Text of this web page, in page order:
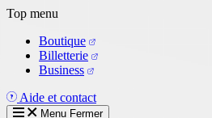
Aller
contenu
principal
Top menu
Boutique
Billetterie
Business
Aide et contact
Menu Fermer